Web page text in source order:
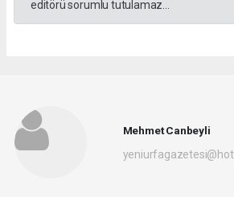
editörü sorumlu tutulamaz...
Mehmet Canbeyli